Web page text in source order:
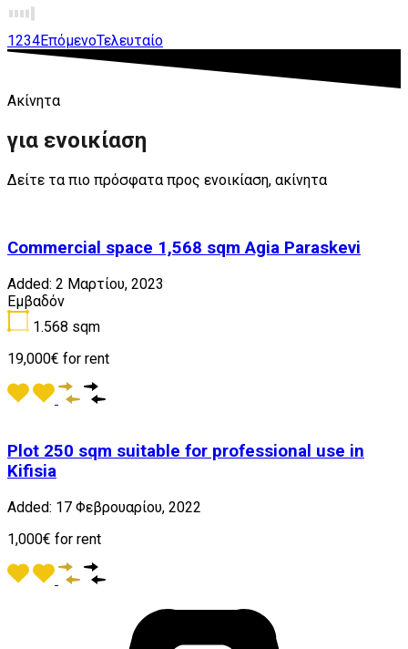
1234ΕπόμενοΤελευταίο
Ακίνητα
για ενοικίαση
Δείτε τα πιο πρόσφατα προς ενοικίαση, ακίνητα
Commercial space 1,568 sqm Agia Paraskevi
Added: 2 Μαρτίου, 2023
Εμβαδόν
1.568 sqm
19,000€ for rent
Plot 250 sqm suitable for professional use in
Kifisia
Added: 17 Φεβρουαρίου, 2022
1,000€ for rent